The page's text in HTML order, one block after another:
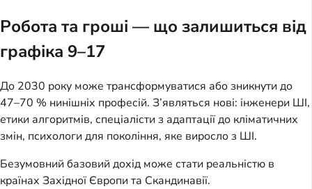
Робота та гроші — що залишиться від
графіка 9–17
До 2030 року може трансформуватися або зникнути до
47–70 % нинішніх професій. З’являться нові: інженери ШІ,
етики алгоритмів, спеціалісти з адаптації до кліматичних
змін, психологи для покоління, яке виросло з ШІ.
Безумовний базовий дохід може стати реальністю в
країнах Західної Європи та Скандинавії.